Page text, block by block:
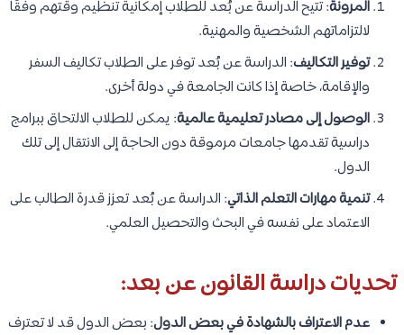
المرونة: تتيح الدراسة عن بُعد للطلاب إمكانية تنظيم وقتهم وفقًا
لالتزاماتهم الشخصية والمهنية.
توفير التكاليف: الدراسة عن بُعد توفر على الطلاب تكاليف السفر
والإقامة، خاصة إذا كانت الجامعة في دولة أخرى.
الوصول إلى مصادر تعليمية عالمية: يمكن للطلاب الالتحاق ببرامج
دراسية تقدمها جامعات مرموقة دون الحاجة إلى الانتقال إلى تلك
الدول.
تنمية مهارات التعلم الذاتي: الدراسة عن بُعد تعزز قدرة الطالب على
الاعتماد على نفسه في البحث والتحصيل العلمي.
تحديات دراسة القانون عن بعد:
عدم الاعتراف بالشهادة في بعض الدول: بعض الدول قد لا تعترف